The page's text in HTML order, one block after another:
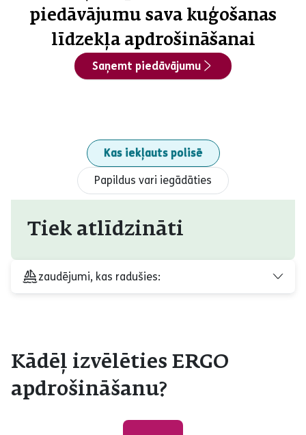
piedāvājumu sava kuģošanas
līdzekļa apdrošināšanai
Saņemt piedāvājumu
Kas iekļauts polisē
Papildus vari iegādāties
Tiek atlīdzināti
zaudējumi, kas radušies:
Kādēļ izvēlēties ERGO
apdrošināšanu?